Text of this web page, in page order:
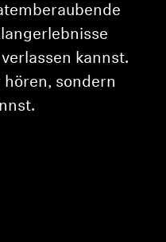
kannst.
sondern